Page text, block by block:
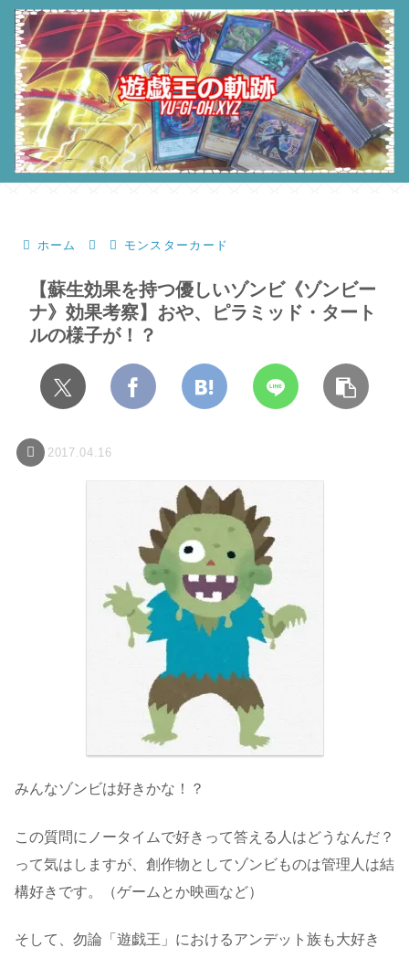
ホーム モンスターカード
【蘇生効果を持つ優しいゾンビ《ゾンビー
ナ》効果考察】おや、ピラミッド・タート
ルの様子が！？
2017.04.16
みんなゾンビは好きかな！？
この質問にノータイムで好きって答える人はどうなんだ？
って気はしますが、創作物としてゾンビものは管理人は結
構好きです。（ゲームとか映画など）
そして、勿論「遊戯王」におけるアンデット族も大好き